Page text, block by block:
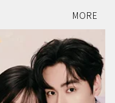
MORE